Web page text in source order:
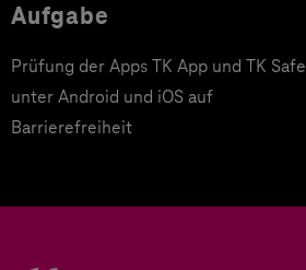
Aufgabe
Prüfung der Apps TK App und TK Safe
unter Android und iOS auf
Barrierefreiheit